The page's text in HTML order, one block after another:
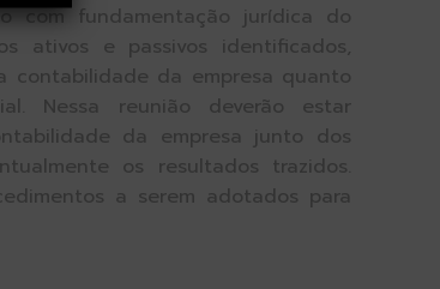
com fundamentação jurídica do
ativos e passivos identificados,
contabilidade da empresa quanto
Nessa reunião deverão estar
da empresa junto dos
os resultados trazidos.
a serem adotados para